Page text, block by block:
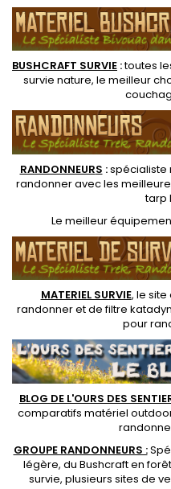
BUSHCRAFT SURVIE :toutes
survie nature, le meilleur
RANDONNEURS :spécialiste
randonner avec les
tarp
Le meilleur
MATERIEL SURVIE, le site
randonneret defiltre
pour
BLOG DE L'OURS DES
comparatifs matériel
GROUPE RANDONNEURS :
légère, du Bushcraft en
survie, plusieurs sites de